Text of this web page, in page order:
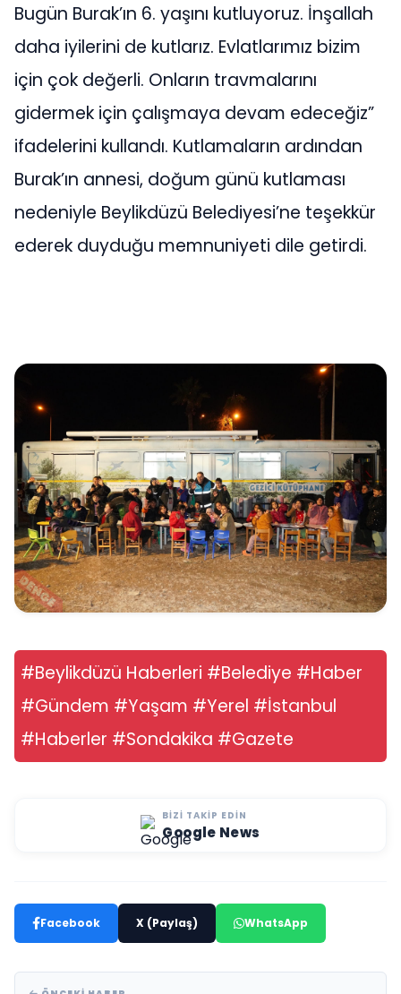
Bugün Burak’ın 6. yaşını kutluyoruz. İnşallah
daha iyilerini de kutlarız. Evlatlarımız bizim
için çok değerli. Onların travmalarını
gidermek için çalışmaya devam edeceğiz”
ifadelerini kullandı. Kutlamaların ardından
Burak’ın annesi, doğum günü kutlaması
nedeniyle Beylikdüzü Belediyesi’ne teşekkür
ederek duyduğu memnuniyeti dile getirdi.
#Beylikdüzü Haberleri #Belediye #Haber
#Gündem #Yaşam #Yerel #İstanbul
#Haberler #Sondakika #Gazete
BIZI TAKIP EDIN
Google News
Facebook X (Paylaş) WhatsApp